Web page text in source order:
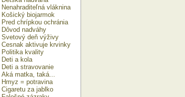
Nenahraditeľná vláknina
Košický biojarmok
Pred chrípkou ochránia
Dôvod nadváhy
Svetový deň výživy
Cesnak aktivuje krvinky
Politika kvality
Deti a kola
Deti a stravovanie
Aká matka, taká...
Hmyz = potravina
Cigaretu za jablko